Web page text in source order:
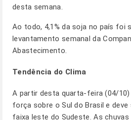
desta semana.
Ao todo, 4,1% da soja no país foi
levantamento semanal da
Abastecimento.
Tendência do Clima
A partir desta quarta-feira (04/10)
força sobre o Sul do Brasil e deve
faixa leste do Sudeste. As